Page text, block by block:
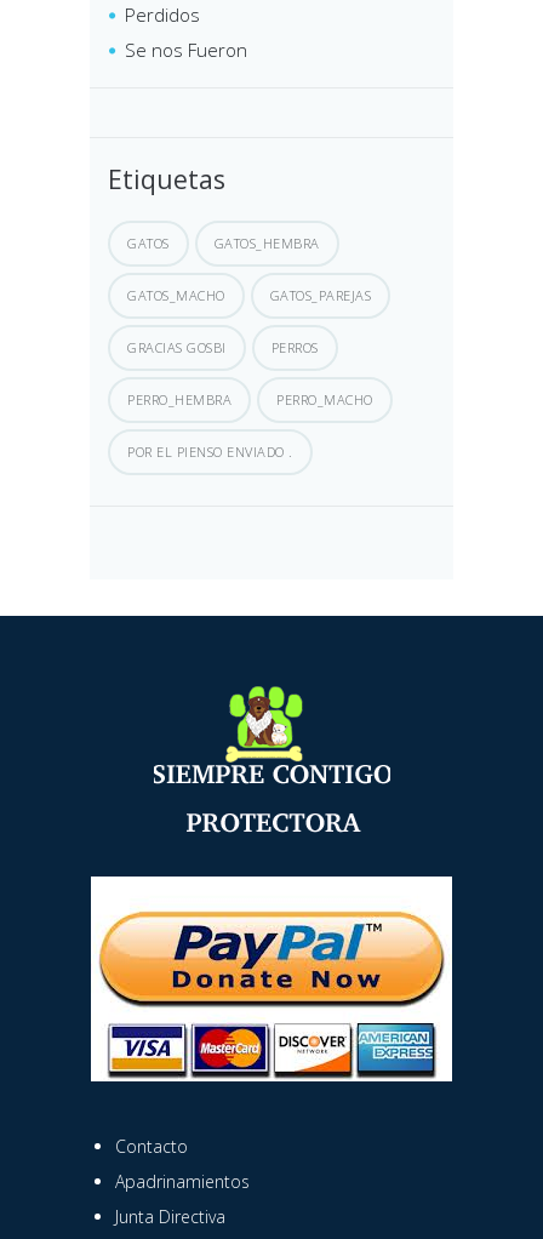
Perdidos
Se nos Fueron
Etiquetas
GATOS GATOS_HEMBRA
GATOS_MACHO GATOS_PAREJAS
GRACIAS GOSBI PERROS
PERRO_HEMBRA PERRO_MACHO
POR EL PIENSO ENVIADO .
Contacto
Apadrinamientos
Junta Directiva